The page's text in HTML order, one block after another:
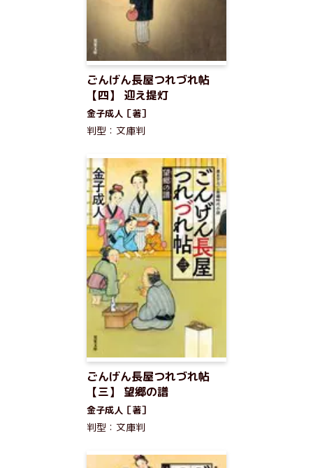
ごんげん長屋つれづれ帖
【四】 迎え提灯
金子成人［著］
判型：文庫判
ごんげん長屋つれづれ帖
【三】 望郷の譜
金子成人［著］
判型：文庫判